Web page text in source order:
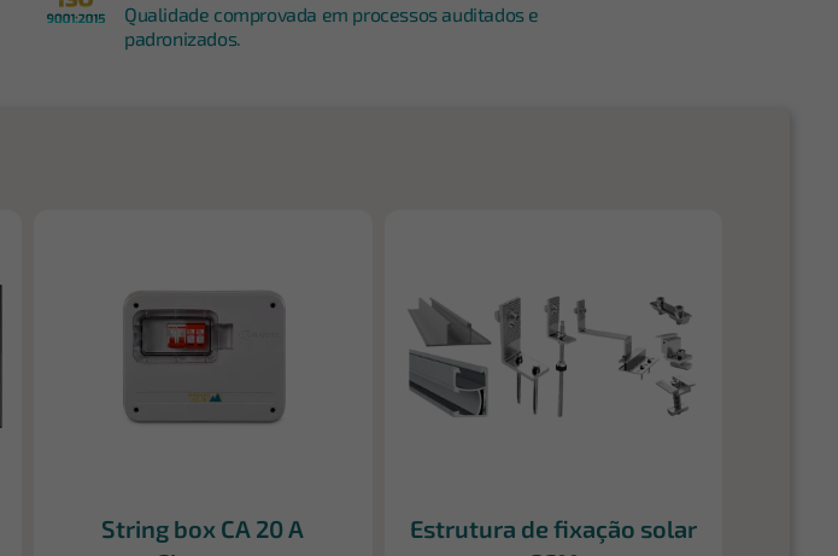
Qualidade comprovada em processos auditados e
padronizados.
String box CA 20 A
Estrutura de fixação solar